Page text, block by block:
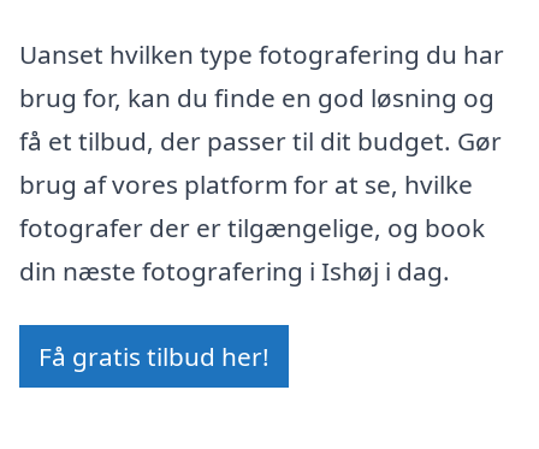
Uanset hvilken type fotografering du har
brug for, kan du finde en god løsning og
få et tilbud, der passer til dit budget. Gør
brug af vores platform for at se, hvilke
fotografer der er tilgængelige, og book
din næste fotografering i Ishøj i dag.
Få gratis tilbud her!